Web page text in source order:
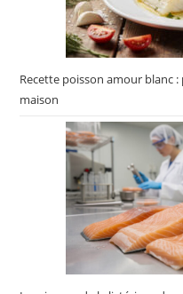
Recette poisson amour blanc
maison